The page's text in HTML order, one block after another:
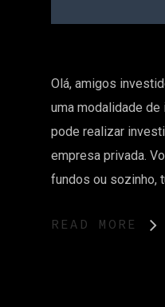
Olá, amigos
uma modalidade
pode realizar
empresa privada.
fundos ou sozinho,
READ MORE